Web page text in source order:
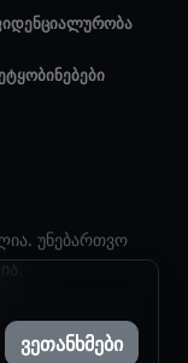
უნებართვო
ვეთანხმები